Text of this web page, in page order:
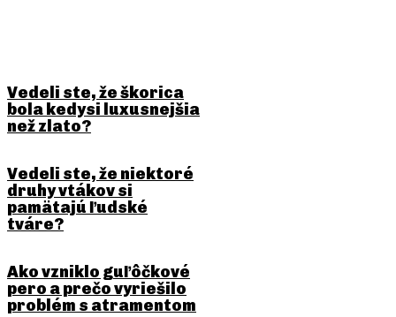
Vedeli ste, že škorica
bola kedysi luxusnejšia
než zlato?
Vedeli ste, že niektoré
druhy vtákov si
pamätajú ľudské
tváre?
Ako vzniklo guľôčkové
pero a prečo vyriešilo
problém s atramentom